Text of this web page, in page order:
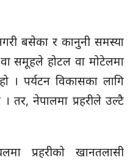
बसेका र कानुनी समस्या
समूहले होटल वा मोटेलमा
। पर्यटन विकासका लागि
तर, नेपालमा प्रहरीले उल्टै
प्रहरीको खानतलासी